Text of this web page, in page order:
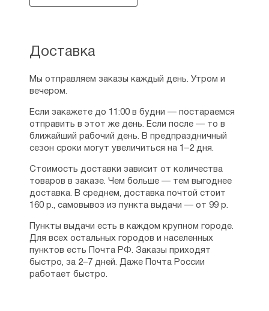
Доставка
Мы отправляем заказы каждый день. Утром и
вечером.
Если закажете до 11:00 в будни — постараемся
отправить в этот же день. Если после — то в
ближайший рабочий день. В предпраздничный
сезон сроки могут увеличиться на 1–2 дня.
Стоимость доставки зависит от количества
товаров в заказе. Чем больше — тем выгоднее
доставка. В среднем, доставка почтой стоит
160 р., самовывоз из пункта выдачи — от 99 р.
Пункты выдачи есть в каждом крупном городе.
Для всех остальных городов и населенных
пунктов есть Почта РФ. Заказы приходят
быстро, за 2–7 дней. Даже Почта России
работает быстро.